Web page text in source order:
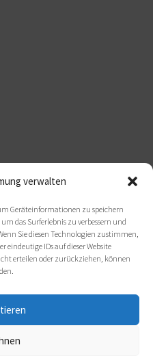
verwalten
Geräteinformationen zu speichern
das Surferlebnis zu verbessern und
Sie diesen Technologien zustimmen,
eindeutige IDs auf dieser Website
erteilen oder zurückziehen, können